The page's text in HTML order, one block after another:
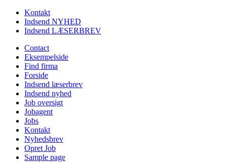
Kontakt
Indsend NYHED
Indsend LÆSERBREV
Contact
Eksempelside
Find firma
Forside
Indsend læserbrev
Indsend nyhed
Job oversigt
Jobagent
Jobs
Kontakt
Nyhedsbrev
Opret Job
Sample page